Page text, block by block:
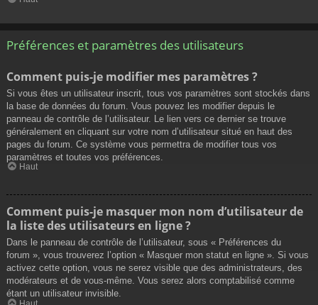
Préférences et paramètres des utilisateurs
Comment puis-je modifier mes paramètres ?
Si vous êtes un utilisateur inscrit, tous vos paramètres sont stockés dans
la base de données du forum. Vous pouvez les modifier depuis le
panneau de contrôle de l’utilisateur. Le lien vers ce dernier se trouve
généralement en cliquant sur votre nom d’utilisateur situé en haut des
pages du forum. Ce système vous permettra de modifier tous vos
paramètres et toutes vos préférences.
Haut
Comment puis-je masquer mon nom d’utilisateur de
la liste des utilisateurs en ligne ?
Dans le panneau de contrôle de l’utilisateur, sous « Préférences du
forum », vous trouverez l’option « Masquer mon statut en ligne ». Si vous
activez cette option, vous ne serez visible que des administrateurs, des
modérateurs et de vous-même. Vous serez alors comptabilisé comme
étant un utilisateur invisible.